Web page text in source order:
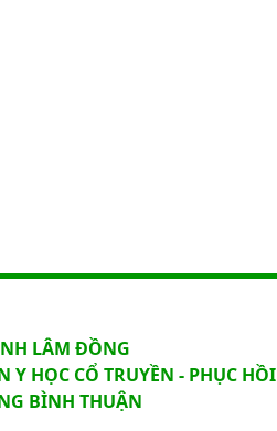
LÂM ĐỒNG
Y HỌC CỔ TRUYỀN - PHỤC HỒI
BÌNH THUẬN